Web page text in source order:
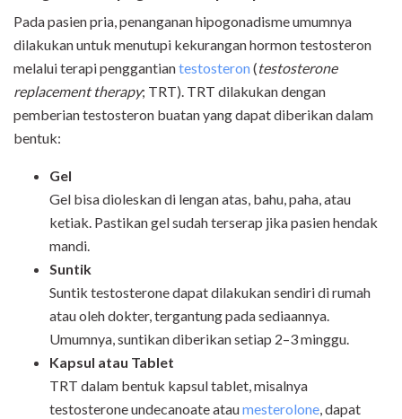
Pada pasien pria, penanganan hipogonadisme umumnya
dilakukan untuk menutupi kekurangan hormon testosteron
melalui terapi penggantiantestosteron(testosterone
replacement therapy; TRT). TRT dilakukan dengan
pemberian testosteron buatan yang dapat diberikan dalam
bentuk:
Gel
Gel bisa dioleskan di lengan atas, bahu, paha, atau
ketiak. Pastikan gel sudah terserap jika pasien hendak
mandi.
Suntik
Suntik testosterone dapat dilakukan sendiri di rumah
atau oleh dokter, tergantung pada sediaannya.
Umumnya, suntikan diberikan setiap 2–3 minggu.
Kapsul atau Tablet
TRT dalam bentuk kapsul tablet, misalnya
testosterone undecanoate ataumesterolone, dapat